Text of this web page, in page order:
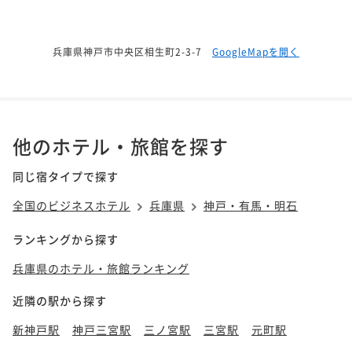
兵庫県神戸市中央区相生町2-3-7 GoogleMapを開く
他のホテル・旅館を探す
同じ宿タイプで探す
全国のビジネスホテル
兵庫県 神戸・有馬・明石
ランキングから探す
兵庫県のホテル・旅館ランキング
近隣の駅から探す
新神戸駅
神戸三宮駅 三ノ宮駅 三宮駅
元町駅